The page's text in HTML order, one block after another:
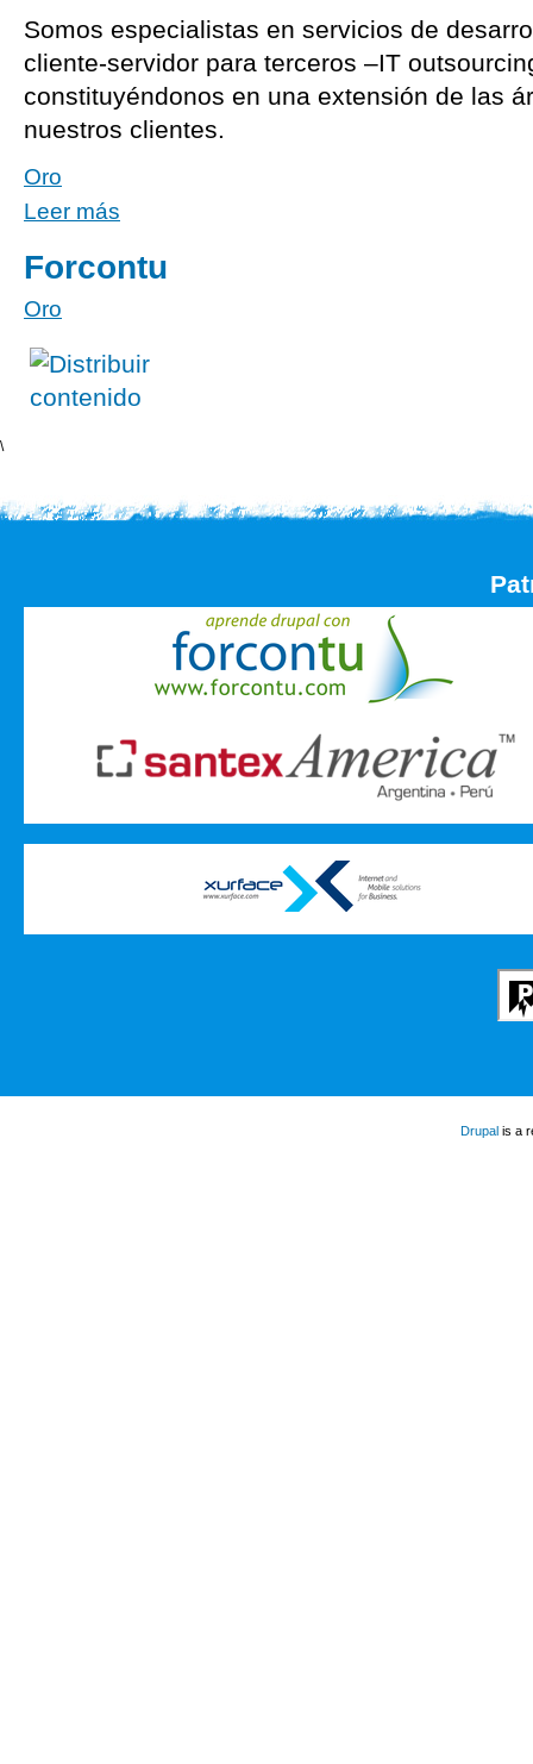
Somos especialistas en servicios de
cliente-servidor para terceros –IT
constituyéndonos en una extensión de las
nuestros clientes.
Oro
Leer más
Forcontu
Oro
\
Drupal is a